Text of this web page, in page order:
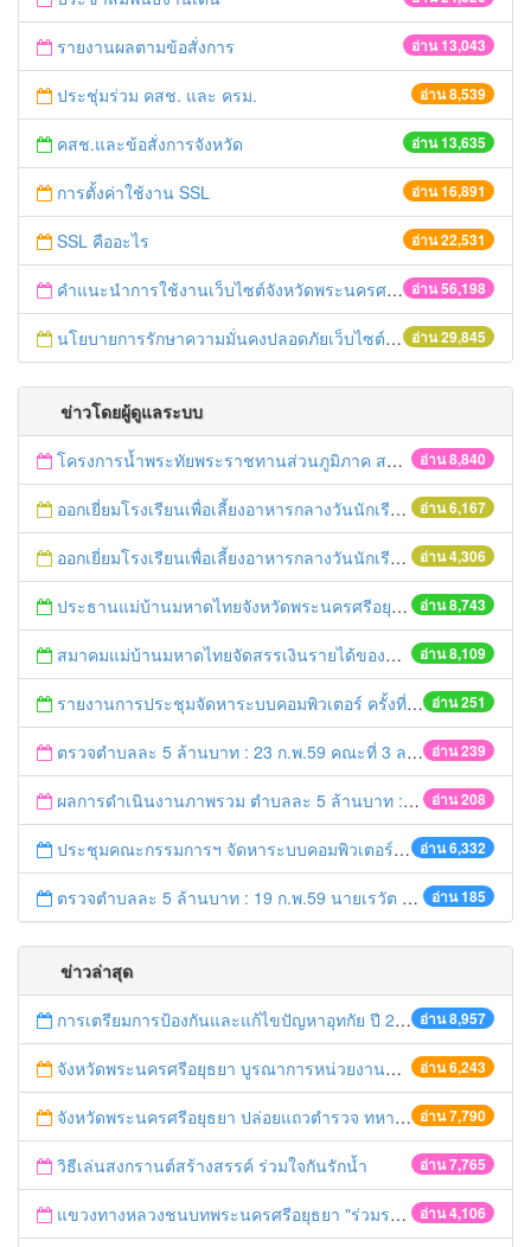
อ่าน 13,043
รายงานผลตามข้อสั่งการ
อ่าน 8,539
ประชุ่มร่วม คสช. และ ครม.
อ่าน 13,635
คสช.และข้อสั่งการจังหวัด
อ่าน 16,891
การตั้งค่าใช้งาน SSL
อ่าน 22,531
SSL คืออะไร
อ่าน 56,198
คำแนะนำการใช้งานเว็บไซต์จังหวัดพระนครศรีอยุธยา
อ่าน 29,845
นโยบายการรักษาความมั่นคงปลอดภัยเว็บไซต์ของจังหวัดพระนครศรีอยุธยา
ข่าวโดยผู้ดูแลระบบ
อ่าน 8,840
โครงการน้ำพระทัยพระราชทานส่วนภูมิภาค สภาสังคมสงเคราะห์แห่งประเทศไทย ในพระบรมราชูปถัมภ์ ประจำปี 2559
อ่าน 6,167
ออกเยี่ยมโรงเรียนเพื่อเลี้ยงอาหารกลางวันนักเรียนโรงเรียนที่อยู่ห่างไกลในพื้นที่ จ.พระนครศรีอยุธยา (โรงเรียนวัดลำตะเคียน)
อ่าน 4,306
ออกเยี่ยมโรงเรียนเพื่อเลี้ยงอาหารกลางวันนักเรียนโรงเรียนที่อยู่ห่างไกลในพื้นที่ จ.พระนครศรีอยุธยา (โรงเรียนวัดสนามทอง)
อ่าน 8,743
ประธานแม่บ้านมหาดไทยจังหวัดพระนครศรีอยุธยา และคณะฯ ออกเยี่ยมเยาวชนที่ได้รับทุนจากมูลนิธิร่วมจิตต์น้อมเกล้าฯ ปีการศึกษา 2558
อ่าน 8,109
สมาคมแม่บ้านมหาดไทยจัดสรรเงินรายได้ของสมาคมฯมอบทุนการศึกษา ประจำปี 2559
อ่าน 251
รายงานการประชุมจัดหาระบบคอมพิวเตอร์ ครั้งที่ 1 / 2559
อ่าน 239
ตรวจตำบลละ 5 ล้านบาท : 23 ก.พ.59 คณะที่ 3 ลงพื้นที่ อ.บางปะอิน
อ่าน 208
ผลการดำเนินงานภาพรวม ตำบลละ 5 ล้านบาท : 21 ก.พ. 59 เวลา 20.20 น.
อ่าน 6,332
ประชุมคณะกรรมการฯ จัดหาระบบคอมพิวเตอร์ ครั้งที่ 1/2559
อ่าน 185
ตรวจตำบลละ 5 ล้านบาท : 19 ก.พ.59 นายเรวัต ประสงค์ รอง ผวจ.1 ลงพื้นที่ อ.ท่าเรือ
ข่าวล่าสุด
อ่าน 8,957
การเตรียมการป้องกันและแก้ไขปัญหาอุทกัย ปี 2561
อ่าน 6,243
จังหวัดพระนครศรีอยุธยา บูรณาการหน่วยงานที่เกี่ยวข้อง ลงพื้นที่จัดระเบียบและดำเนินมาตรการตามบทลงโทษสูงสุดกับผู้ประกอบการร้านค้าที่ยังฝ่าฝืนตั้งร้านค้ารุกล้ำเขตพื้นที่ทางหลวง เตรียมความปลอดภัยก่อนเทศกาลสงกรานต์
อ่าน 7,790
จังหวัดพระนครศรีอยุธยา ปล่อยแถวตำรวจ ทหาร ฝ่ายปกครอง กว่า 100 นาย ตรวจเข้มท่ารถสาธารณะ สถานีขนส่งรถโดยสาร วินรถตู้ และสถานีรถไฟ เตรียมรับมือเทศกาลสงกรานต์
อ่าน 7,765
วิธีเล่นสงกรานต์สร้างสรรค์ ร่วมใจกันรักน้ำ
อ่าน 4,106
แขวงทางหลวงชนบทพระนครศรีอยุธยา "ร่วมรณรงค์ ขับช้า เปิดไฟหน้า คาดเข็มขัด" เทศกาลสงกรานต์ ปี 2561